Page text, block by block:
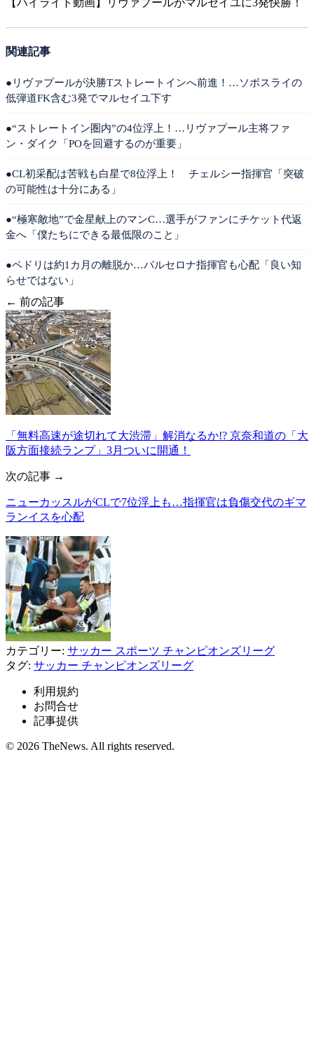
関連記事
●リヴァプールが決勝Tストレートインへ前進！…ソボスライの
低弾道FK含む3発でマルセイユ下す
●“ストレートイン圏内”の4位浮上！…リヴァプール主将ファ
ン・ダイク「POを回避するのが重要」
●CL初采配は苦戦も白星で8位浮上！ チェルシー指揮官「突破
の可能性は十分にある」
●“極寒敵地”で金星献上のマンC…選手がファンにチケット代返
金へ「僕たちにできる最低限のこと」
●ペドリは約1カ月の離脱か…バルセロナ指揮官も心配「良い知
らせではない」
← 前の記事
「無料高速が途切れて大渋滞」解消なるか!? 京奈和道の「大
阪方面接続ランプ」3月ついに開通！
次の記事 →
ニューカッスルがCLで7位浮上も…指揮官は負傷交代のギマ
ランイスを心配
カテゴリー: サッカー スポーツ チャンピオンズリーグ
タグ: サッカー チャンピオンズリーグ
利用規約
お問合せ
記事提供
© 2026 TheNews. All rights reserved.